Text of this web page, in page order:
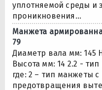
уплотняемой среды и
проникновения...
Манжета
79
Диаметр вала мм: 145
Высота мм: 14 2.2 -
где: 2 – тип манжеты
предотвращения